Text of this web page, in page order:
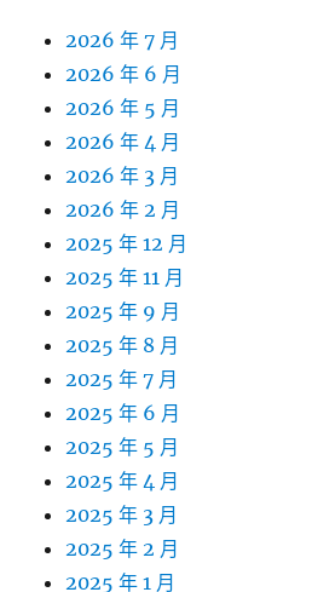
2026 年 7 月
2026 年 6 月
2026 年 5 月
2026 年 4 月
2026 年 3 月
2026 年 2 月
2025 年 12 月
2025 年 11 月
2025 年 9 月
2025 年 8 月
2025 年 7 月
2025 年 6 月
2025 年 5 月
2025 年 4 月
2025 年 3 月
2025 年 2 月
2025 年 1 月